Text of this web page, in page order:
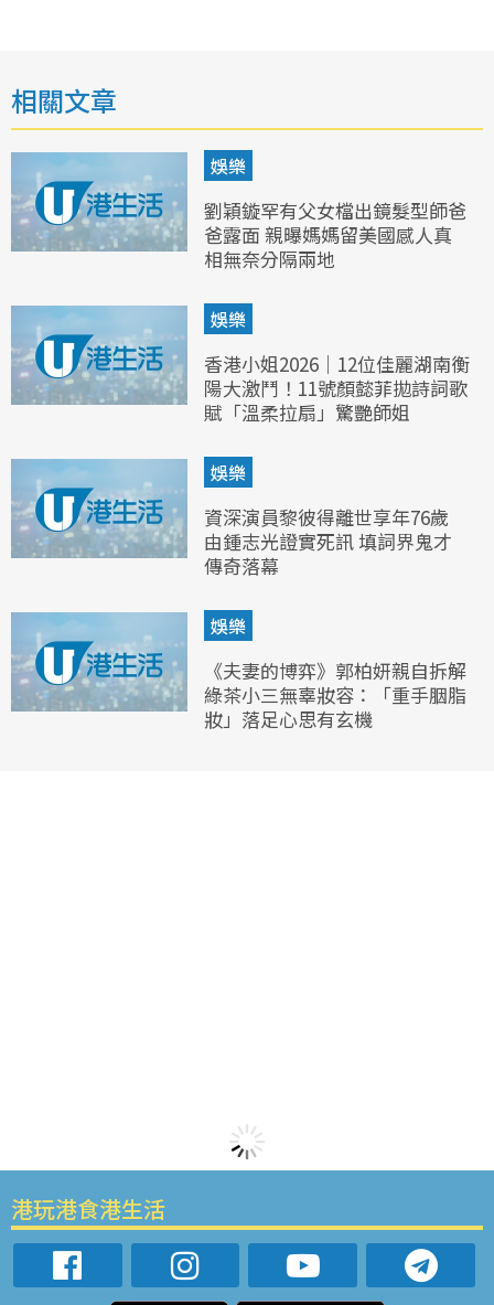
相關文章
娛樂
劉穎鏇罕有父女檔出鏡髮型師爸
爸露面 親曝媽媽留美國感人真
相無奈分隔兩地
娛樂
香港小姐2026｜12位佳麗湖南衡
陽大激鬥！11號顏懿菲拋詩詞歌
賦「溫柔拉扇」驚艷師姐
娛樂
資深演員黎彼得離世享年76歲
由鍾志光證實死訊 填詞界鬼才
傳奇落幕
娛樂
《夫妻的博弈》郭柏妍親自拆解
綠茶小三無辜妝容：「重手胭脂
妝」落足心思有玄機
港玩港食港生活